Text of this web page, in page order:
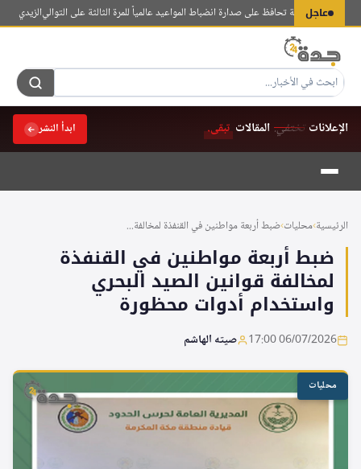
عاجل
السعودية تحافظ على صدارة انضباط المواعيد عالمياً للمرة الثالثة على التواليالزيدي
الإعلانات تختفي.المقالات تبقى. ابدأ النشر
التجاوز
المحتوى
الرئيسية›محليات›ضبط أربعة مواطنين في القنفذة لمخالفة...
ضبط أربعة مواطنين في القنفذة
لمخالفة قوانين الصيد البحري
واستخدام أدوات محظورة
06/07/2026 17:00 صيته الهاشم
محليات